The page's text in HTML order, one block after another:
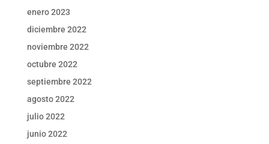
enero 2023
diciembre 2022
noviembre 2022
octubre 2022
septiembre 2022
agosto 2022
julio 2022
junio 2022